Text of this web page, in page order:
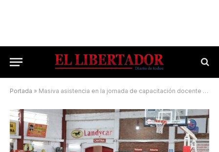
Portada » Masiva asistencia en la jornada de capacitación docente sobre transformación educativa